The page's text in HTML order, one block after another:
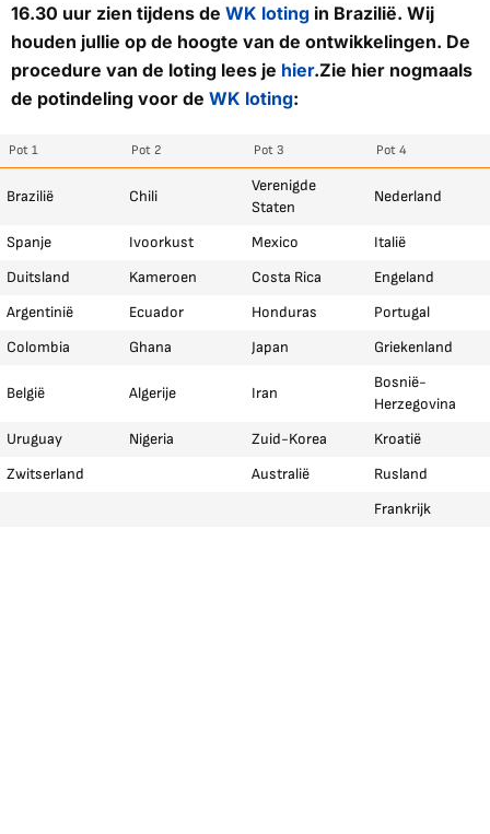
16.30 uur zien tijdens de WK loting in Brazilië. Wij
houden jullie op de hoogte van de ontwikkelingen. De
procedure van de loting lees je hier.Zie hier nogmaals
de potindeling voor de WK loting:
Pot 1 Pot 2 Pot 3 Pot 4
Brazilië Chili
Verenigde
Staten
Nederland
Spanje Ivoorkust Mexico
Italië
Duitsland
Kameroen Costa Rica
Engeland
Argentinië
Ecuador Honduras
Portugal
Colombia
Ghana Japan Griekenland
België Algerije Iran
Bosnië-
Herzegovina
Uruguay
Nigeria Zuid-Korea
Kroatië
Zwitserland
Australië
Rusland
Frankrijk